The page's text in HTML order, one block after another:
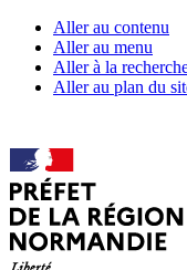
Aller au contenu
Aller au menu
Aller à la
Aller au plan du